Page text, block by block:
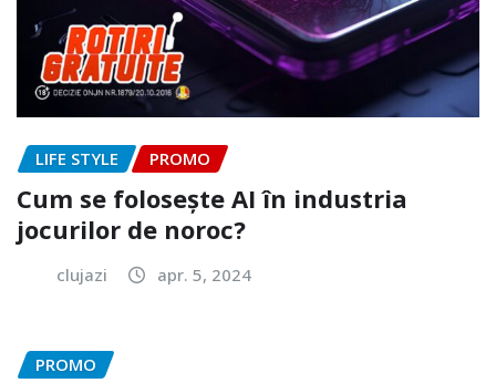
LIFE STYLE PROMO
Cum se folosește AI în industria
jocurilor de noroc?
clujazi apr. 5, 2024
PROMO